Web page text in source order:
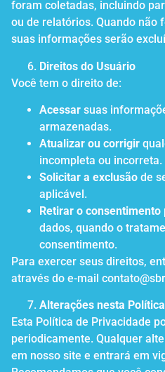
foram coletadas, incluindo
ou de relatórios. Quando não
suas informações serão
Direitos do Usuário
Você tem o direito de:
Acessar suas
armazenadas.
Atualizar ou corrigir
incompleta ou incorreta.
Solicitar a exclusão de
aplicável.
Retirar o consentimento
dados, quando o
consentimento.
Para exercer seus direitos,
através do e-mail
Alterações nesta Política
Esta Política de Privacidade
periodicamente. Qualquer
em nosso site e entrará em